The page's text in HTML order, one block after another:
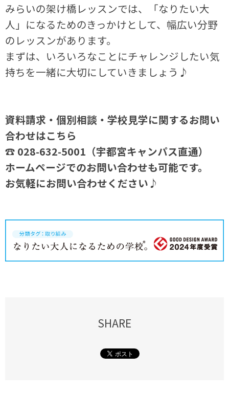
みらいの架け橋レッスンでは、「なりたい大
人」になるためのきっかけとして、幅広い分野
のレッスンがあります。
まずは、いろいろなことにチャレンジしたい気
持ちを一緒に大切にしていきましょう♪
資料請求・個別相談・学校見学に関するお問い
合わせはこちら
☎ 028-632-5001（宇都宮キャンパス直通）
ホームページでのお問い合わせも可能です。
お気軽にお問い合わせください♪
SHARE